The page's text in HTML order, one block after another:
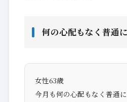
何の心配もなく普通
女性63歳
今月も何の心配もなく普通